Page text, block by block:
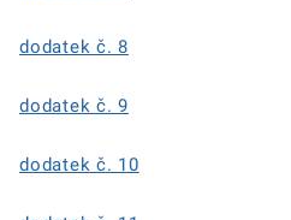
dodatek č. 8
dodatek č. 9
dodatek č. 10